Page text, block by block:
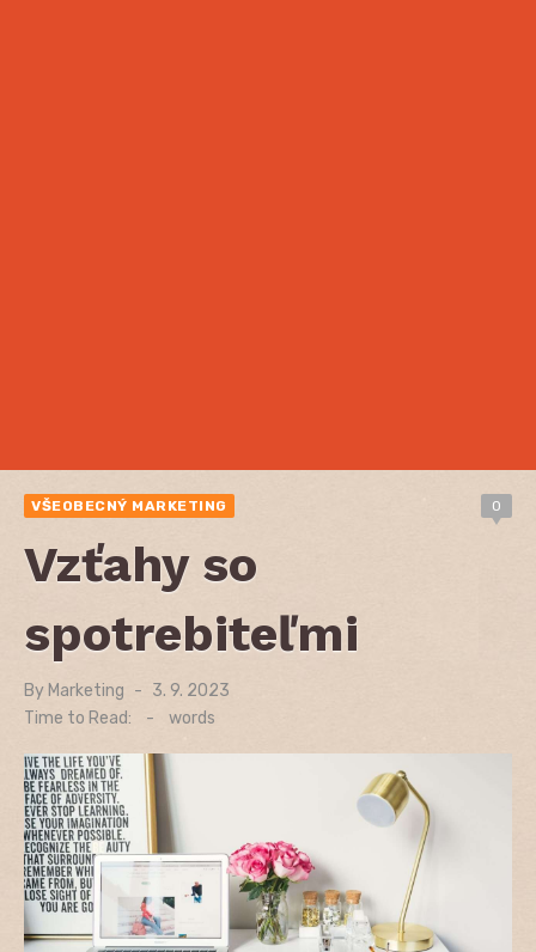
VŠEOBECNÝ MARKETING 0
Vzťahy so
spotrebiteľmi
By Marketing
Posted
on
3. 9. 2023
Time to Read:
- words